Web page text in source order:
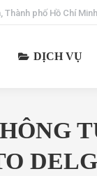
Thành phố Hồ Chí Minh
DỊCH VỤ